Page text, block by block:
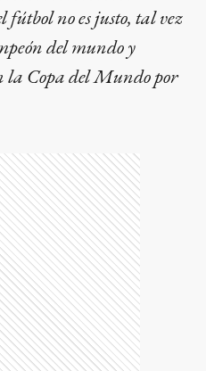
fútbol no es justo, tal vez
del mundo y
la Copa del Mundo por